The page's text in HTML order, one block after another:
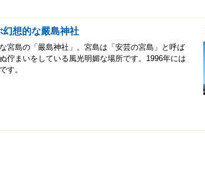
想的な嚴島神社
宮島の「嚴島神社」。宮島は「安芸の宮島」と呼ば
佇まいをしている風光明媚な場所です。1996年には
す。